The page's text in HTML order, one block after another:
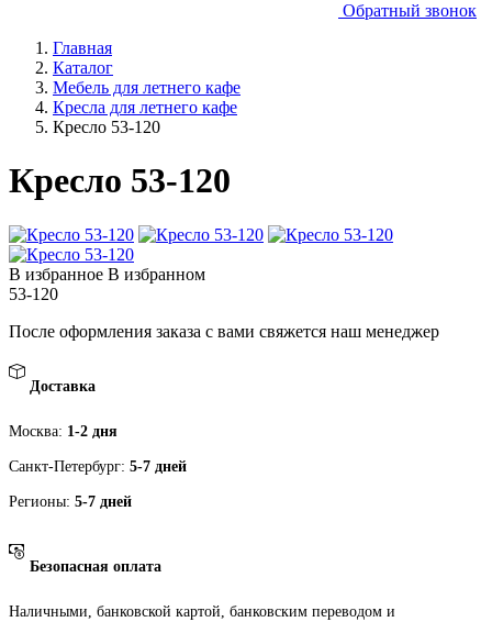
Обратный звонок
Главная
Каталог
Мебель для летнего кафе
Кресла для летнего кафе
Кресло 53-120
Кресло 53-120
В избранное В избранном
53-120
После оформления заказа с вами свяжется наш менеджер
Доставка
Москва: 1-2 дня
Санкт-Петербург: 5-7 дней
Регионы: 5-7 дней
Безопасная оплата
Наличными, банковской картой, банковским переводом и